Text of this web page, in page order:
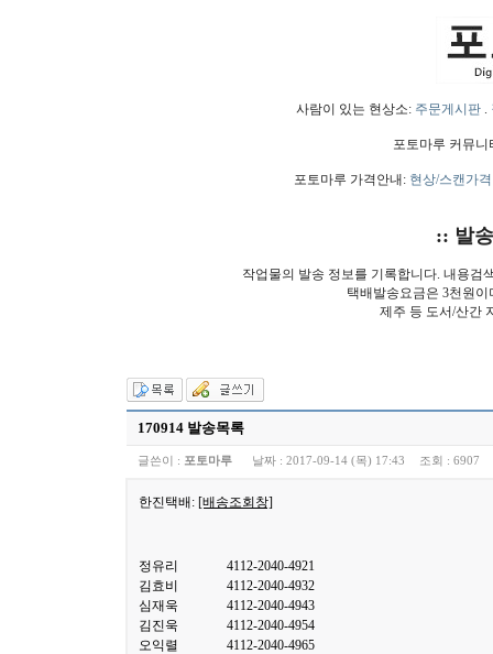
사람이 있는 현상소: 주문게시판.
포토마루 커뮤
포토마루 가격안내: 현상/스캔가격
:: 발
작업물의 발송 정보를 기록합니다. 내용검
택배발송요금은 3천원
제주 등 도서/산간
170914 발송목록
글쓴이 : 포토마루 날짜 : 2017-09-14 (목) 17:43 조회 : 6907
한진택배: [배송조회창]
정유리
4112-2040-4921
김효비
4112-2040-4932
심재욱
4112-2040-4943
김진욱
4112-2040-4954
오익렬
4112-2040-4965